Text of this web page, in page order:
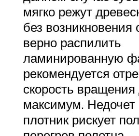
мягко режут
без возникновения
верно распилить
ламинированную
рекомендуется
скорость вращения
максимум. Недочет
плотник рискует